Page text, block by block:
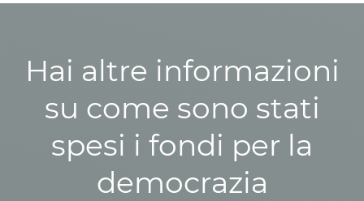
Hai altre informazioni
su come sono stati
spesi i fondi per la
democrazia